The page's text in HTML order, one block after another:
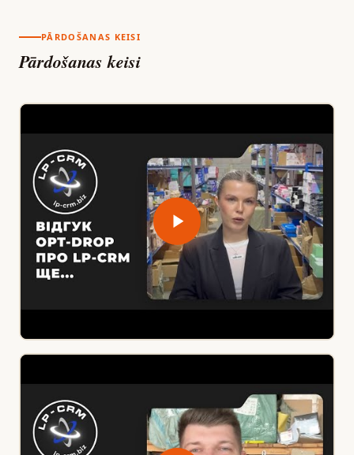
PĀRDOŠANAS KEISI
Pārdošanas keisi